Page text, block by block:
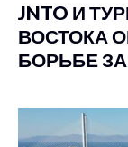
JNTO И
ВОСТОКА
БОРЬБЕ